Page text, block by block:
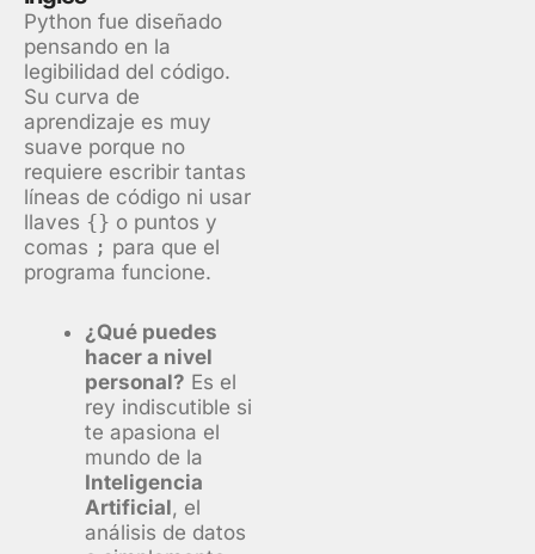
Python fue diseñado
pensando en la
legibilidad del código.
Su curva de
aprendizaje es muy
suave porque no
requiere escribir tantas
líneas de código ni usar
llaves {} o puntos y
comas ; para que el
programa funcione.
¿Qué puedes
hacer a nivel
personal? Es el
rey indiscutible si
te apasiona el
mundo de la
Inteligencia
Artificial, el
análisis de datos